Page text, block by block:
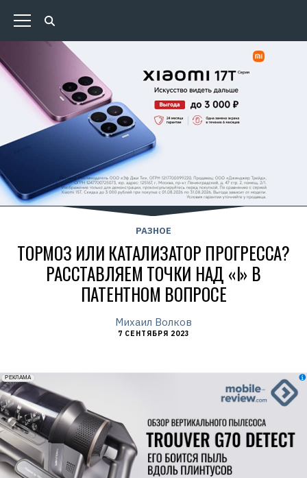
РАЗНОЕ
ТОРМОЗ ИЛИ КАТАЛИЗАТОР ПРОГРЕССА?
РАССТАВЛЯЕМ ТОЧКИ НАД «I» В
ПАТЕНТНОМ ВОПРОСЕ
Михаил Волков
7 СЕНТЯБРЯ 2023
erid: 2VfnxxmNzs5
РЕКЛАМА